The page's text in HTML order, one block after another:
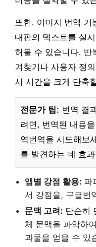
또한, 이미지 번역 기
내판의 텍스트를 실
허물 수 있습니다. 반
겨찾기나 사용자 정
시 시간을 크게 단축
전문가 팁: 번역 결
려면, 번역된 내용
역번역을 시도해보
를 발견하는 데 효
앱별 강점 활용: 파
서 강점을, 구글번
문맥 고려: 단순히
체 문맥을 파악하
과물을 얻을 수 있